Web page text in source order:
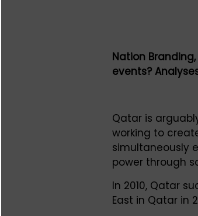
Nation
events?
Qatar is
working to
simultaneously
power through
In 2010, Qatar
East in Qatar in